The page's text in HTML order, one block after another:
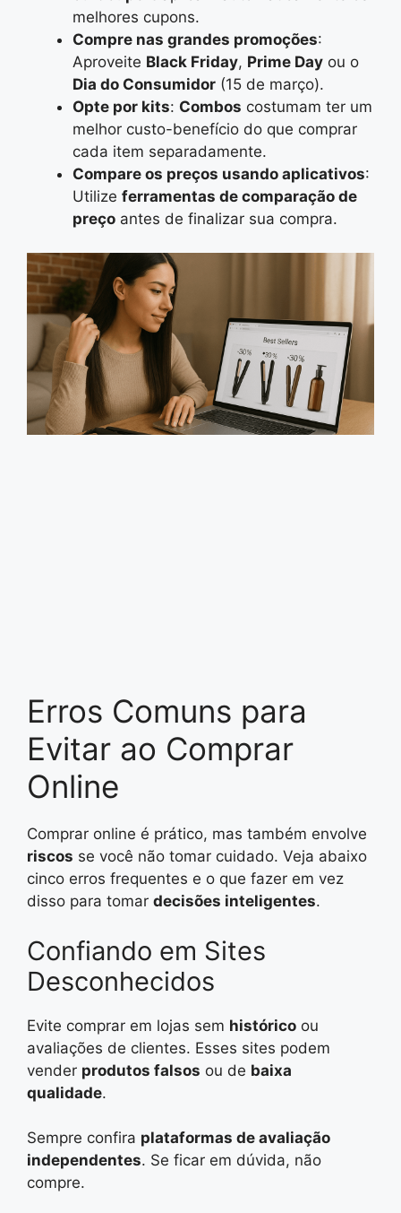
melhores cupons.
Compre nas grandes promoções:
Aproveite Black Friday, Prime Day ou o
Dia do Consumidor (15 de março).
Opte por kits: Combos costumam ter um
melhor custo-benefício do que comprar
cada item separadamente.
Compare os preços usando aplicativos:
Utilize ferramentas de comparação de
preço antes de finalizar sua compra.
Erros Comuns para
Evitar ao Comprar
Online
Comprar online é prático, mas também envolve
riscos se você não tomar cuidado. Veja abaixo
cinco erros frequentes e o que fazer em vez
disso para tomar decisões inteligentes.
Confiando em Sites
Desconhecidos
Evite comprar em lojas sem histórico ou
avaliações de clientes. Esses sites podem
vender produtos falsos ou de baixa
qualidade.
Sempre confira plataformas de avaliação
independentes. Se ficar em dúvida, não
compre.